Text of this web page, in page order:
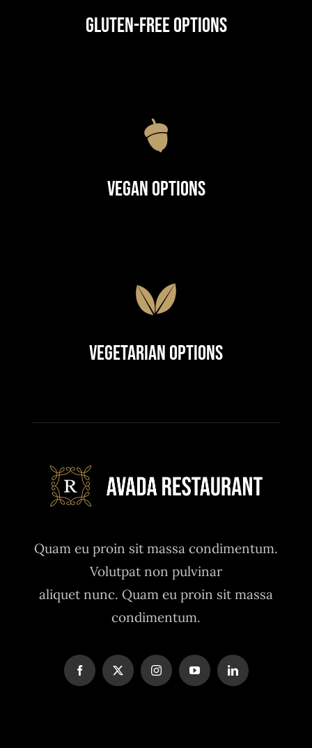
Gluten-Free Options
Vegan Options
Vegetarian Options
Quam eu proin sit massa condimentum.
Volutpat non pulvinar
aliquet nunc. Quam eu proin sit massa
condimentum.